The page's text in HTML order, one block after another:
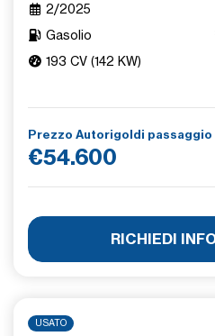
2/2025
Gasolio
193 CV (142 KW)
Prezzo Autorigoldi
€54.600
RICHIEDI
USATO